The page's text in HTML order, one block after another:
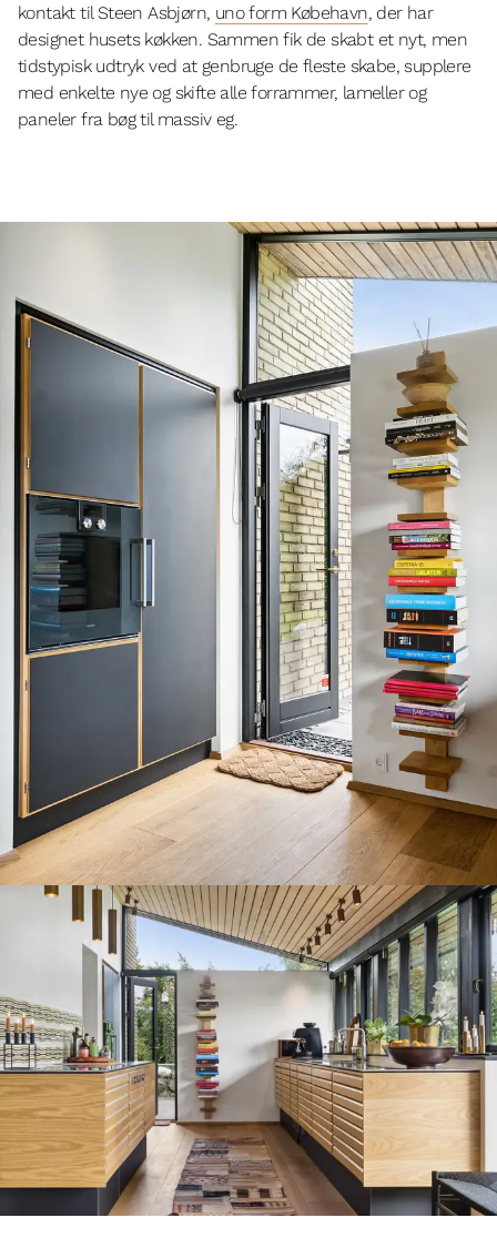
kontakt til Steen Asbjørn, uno form Købehavn, der har
designet husets køkken. Sammen fik de skabt et nyt, men
tidstypisk udtryk ved at genbruge de fleste skabe, supplere
med enkelte nye og skifte alle forrammer, lameller og
paneler fra bøg til massiv eg.